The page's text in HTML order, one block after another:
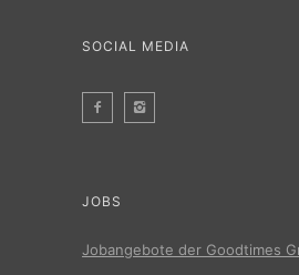
SOCIAL MEDIA
JOBS
Jobangebote der Goodtimes